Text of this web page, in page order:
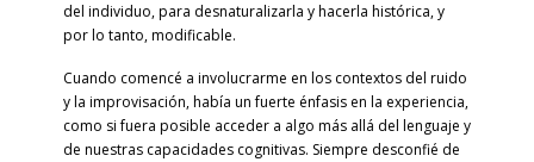
del individuo, para desnaturalizarla y hacerla histórica, y
por lo tanto, modificable.
Cuando comencé a involucrarme en los contextos del ruido
y la improvisación, había un fuerte énfasis en la experiencia,
como si fuera posible acceder a algo más allá del lenguaje y
de nuestras capacidades cognitivas. Siempre desconfié de